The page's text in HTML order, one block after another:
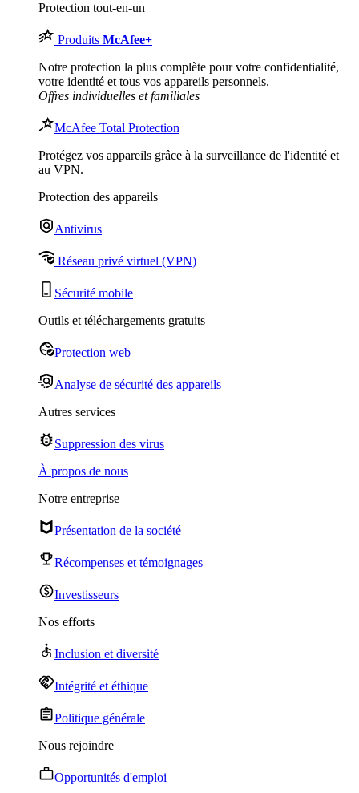
Protection tout-en-un
Produits McAfee+
Notre protection la plus complète pour votre confidentialité,
votre identité et tous vos appareils personnels.​
Offres individuelles et familiales
McAfee Total Protection
Protégez vos appareils grâce à la surveillance de l'identité et
au VPN.
Protection des appareils
Antivirus
Réseau privé virtuel (VPN)
Sécurité mobile
Outils et téléchargements gratuits
Protection web
Analyse de sécurité des appareils
Autres services
Suppression des virus
À propos de nous
Notre entreprise
Présentation de la société
Récompenses et témoignages
Investisseurs
Nos efforts
Inclusion et diversité
Intégrité et éthique
Politique générale
Nous rejoindre
Opportunités d'emploi